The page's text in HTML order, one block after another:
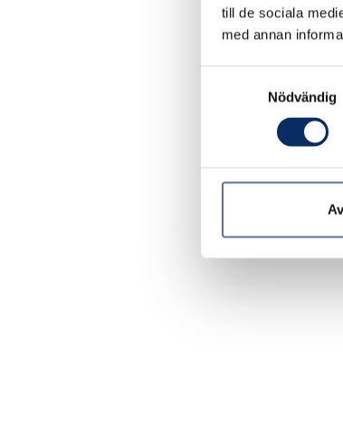
till de sociala
med annan
Nödvändig